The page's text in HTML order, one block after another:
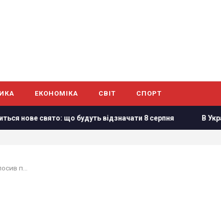
ЕКОНОМІКА СВІТ СПОРТ
що будуть відзначати 8 серпня В Україні